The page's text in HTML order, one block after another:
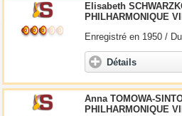
Elisabeth
PHILHARMONIQUE
Enregistré en 1950 /
Détails
Anna TOMOWA-
PHILHARMONIQUE